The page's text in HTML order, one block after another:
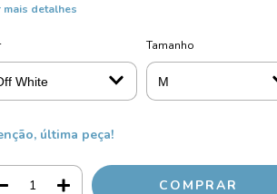
mais detalhes
Tamanho
última peça!